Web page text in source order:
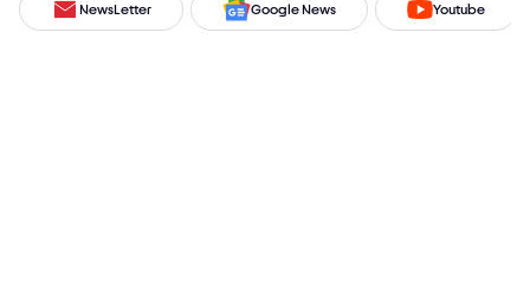
NewsLetter Google News Youtube